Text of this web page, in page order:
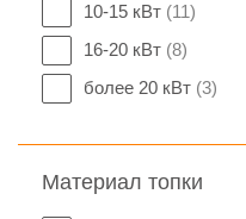
10-15 кВт (11)
16-20 кВт (8)
более 20 кВт (3)
Материал топки